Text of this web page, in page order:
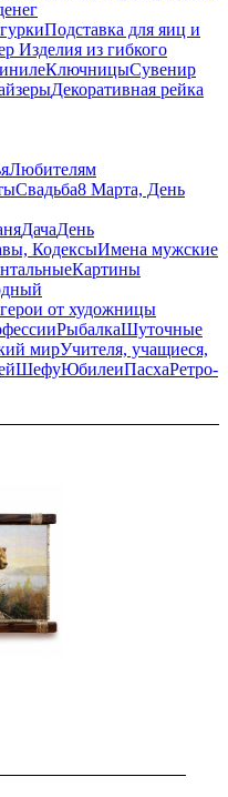
Подставка для яиц и
Изделия из гибкого
КлючницыСувенир
Декоративная рейка
Любителям
Свадьба8 Марта, День
ДачаДень
КодексыИмена мужские
Картины
от художницы
РыбалкаШуточные
мирУчителя, учащиеся,
ШефуЮбилеиПасхаРетро-